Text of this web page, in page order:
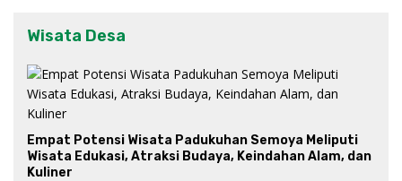
Wisata Desa
Empat Potensi Wisata Padukuhan Semoya Meliputi
Wisata Edukasi, Atraksi Budaya, Keindahan Alam, dan
Kuliner